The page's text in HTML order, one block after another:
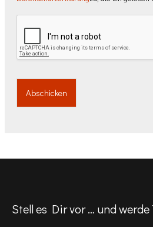
Abschicken
Stell es Dir vor … und werde